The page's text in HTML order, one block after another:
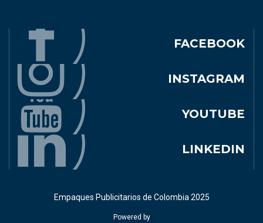
FACEBOOK
INSTAGRAM
YOUTUBE
LINKEDIN
Empaques Publicitarios de Colombia 2025
Powered by